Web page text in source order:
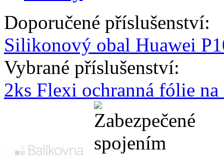
Doporučené příslušenství:
Silikonový obal Huawei
Vybrané příslušenství:
2ks Flexi ochranná fólie